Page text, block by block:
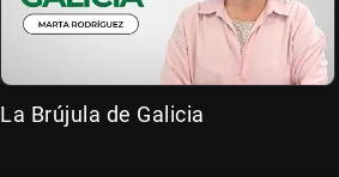
La Brújula de Galicia